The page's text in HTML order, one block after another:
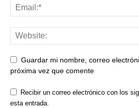
Guardar mi nombre, correo
próxima vez que comente
Recibir un correo electrónico con los
esta entrada.